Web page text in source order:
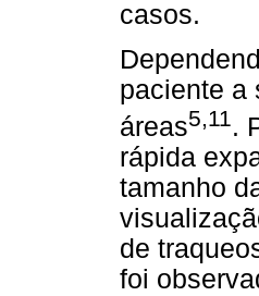
casos.
paciente a
áreas5,11.
rápida
tamanho
de
foi